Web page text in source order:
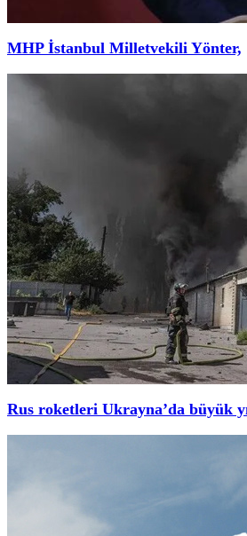
MHP İstanbul Milletvekili Yönter,
Rus roketleri Ukrayna’da büyük